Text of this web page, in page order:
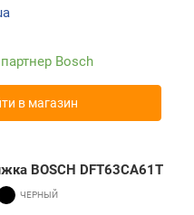
Bosch
в магазин
BOSCH DFT63CA61T